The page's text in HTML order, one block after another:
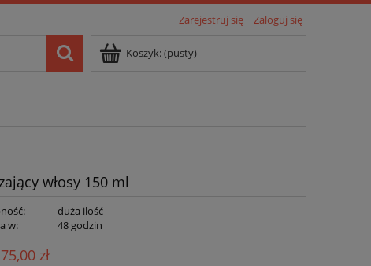
Zarejestruj się Zaloguj się
Koszyk:(pusty)
włosy 150 ml
duża ilość
w:
48 godzin
75,00 zł